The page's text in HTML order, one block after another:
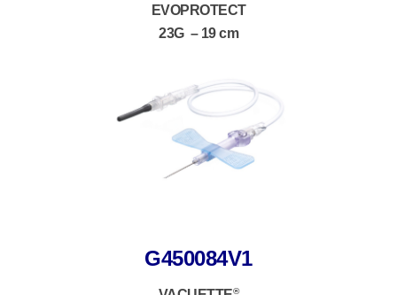
EVOPROTECT
23G – 19 cm
G450084V1
®